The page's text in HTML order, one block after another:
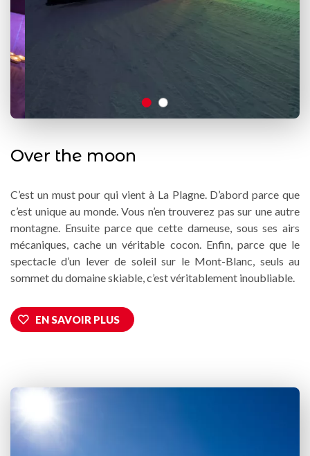
Over the moon
C’est un must pour qui vient à La Plagne. D’abord parce que
c’est unique au monde. Vous n’en trouverez pas sur une autre
montagne. Ensuite parce que cette dameuse, sous ses airs
mécaniques, cache un véritable cocon. Enfin, parce que le
spectacle d’un lever de soleil sur le Mont-Blanc, seuls au
sommet du domaine skiable, c’est véritablement inoubliable.
EN SAVOIR PLUS